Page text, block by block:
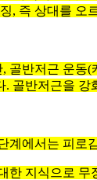
, 즉 상대를 오
골반저근 운동
. 골반저근을
계에서는 피로
한 지식으로